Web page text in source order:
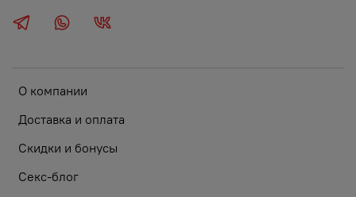
О компании
Доставка и оплата
Скидки и бонусы
Секс-блог